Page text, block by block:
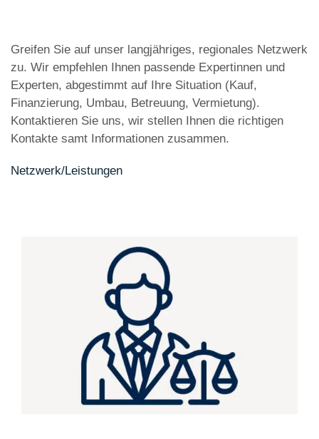
Greifen Sie auf unser langjähriges, regionales Netzwerk
zu. Wir empfehlen Ihnen passende Expertinnen und
Experten, abgestimmt auf Ihre Situation (Kauf,
Finanzierung, Umbau, Betreuung, Vermietung).
Kontaktieren Sie uns, wir stellen Ihnen die richtigen
Kontakte samt Informationen zusammen.
Netzwerk/Leistungen